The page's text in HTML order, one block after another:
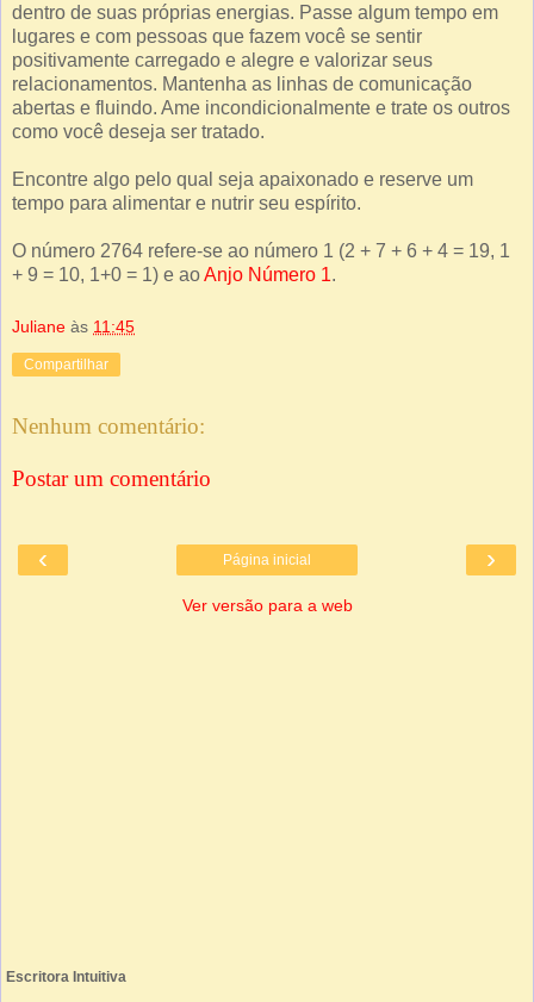
dentro de suas próprias energias. Passe algum tempo em
lugares e com pessoas que fazem você se sentir
positivamente carregado e alegre e valorizar seus
relacionamentos. Mantenha as linhas de comunicação
abertas e fluindo. Ame incondicionalmente e trate os outros
como você deseja ser tratado.
Encontre algo pelo qual seja apaixonado e reserve um
tempo para alimentar e nutrir seu espírito.
O número 2764 refere-se ao número 1 (2 + 7 + 6 + 4 = 19, 1
+ 9 = 10, 1+0 = 1) e aoAnjo Número 1.
Juliane às 11:45
Compartilhar
Nenhum comentário:
Postar um comentário
‹ ›
Página inicial
Ver versão para a web
Escritora Intuitiva